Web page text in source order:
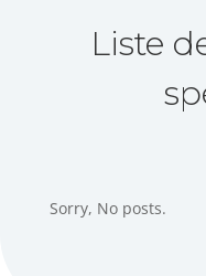
Liste
Sorry, No posts.